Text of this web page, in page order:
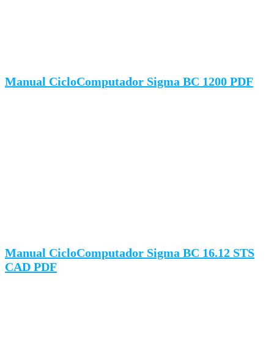
Manual CicloComputador Sigma BC 1200 PDF
Manual CicloComputador Sigma BC 16.12 STS
CAD PDF